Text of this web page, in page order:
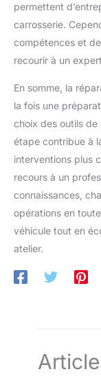
permettent
carrosserie.
compétences et
recourir à un
En somme, la
la fois une
choix des outils de
étape contribue à
interventions plus
recours à un
connaissances,
opérations en
véhicule tout en
atelier.